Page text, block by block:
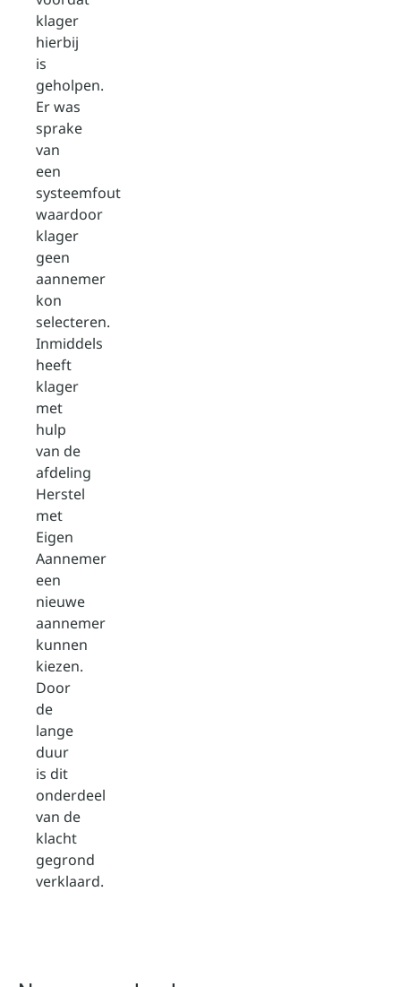
klager
hierbij
is
geholpen.
Er was
sprake
van
een
systeemfout
waardoor
klager
geen
aannemer
kon
selecteren.
Inmiddels
heeft
klager
met
hulp
van de
afdeling
Herstel
met
Eigen
Aannemer
een
nieuwe
aannemer
kunnen
kiezen.
Door
de
lange
duur
is dit
onderdeel
van de
klacht
gegrond
verklaard.